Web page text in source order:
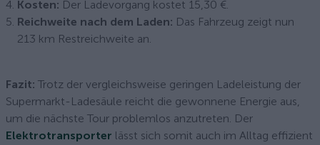
Kosten: Der Ladevorgang kostet 15,30 €.
Reichweite nach dem Laden: Das Fahrzeug zeigt nun
213 km Restreichweite an.
Fazit: Trotz der vergleichsweise geringen Ladeleistung der
Supermarkt-Ladesäule reicht die gewonnene Energie aus,
um die nächste Tour problemlos anzutreten. Der
Elektrotransporter lässt sich somit auch im Alltag effizient